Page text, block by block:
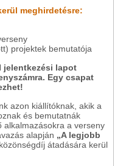
meghirdetésre:
projektek bemutatója
jelentkezési lapot
Egy csapat
azon kiállítóknak, akik a
és bemutatnák
alkalmazásokra a verseny
alapján „A legjobb
átadására kerül